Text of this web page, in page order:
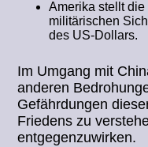
Amerika stellt
militärischen
des US-Dollars.
Im Umgang mit
anderen
Gefährdungen
Friedens zu
entgegenzuwirken.